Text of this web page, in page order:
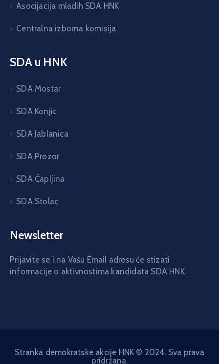
Asocijacija mladih SDA HNK
Centralna izborna komisija
SDA u HNK
SDA Mostar
SDA Konjic
SDA Jablanica
SDA Prozor
SDA Čapljina
SDA Stolac
Newsletter
Prijavite se i na Vašu Email adresu će stizati
informacije o aktivnostima kandidata SDA HNK.
Stranka demokratske akcije HNK © 2024. Sva prava
pridržana.